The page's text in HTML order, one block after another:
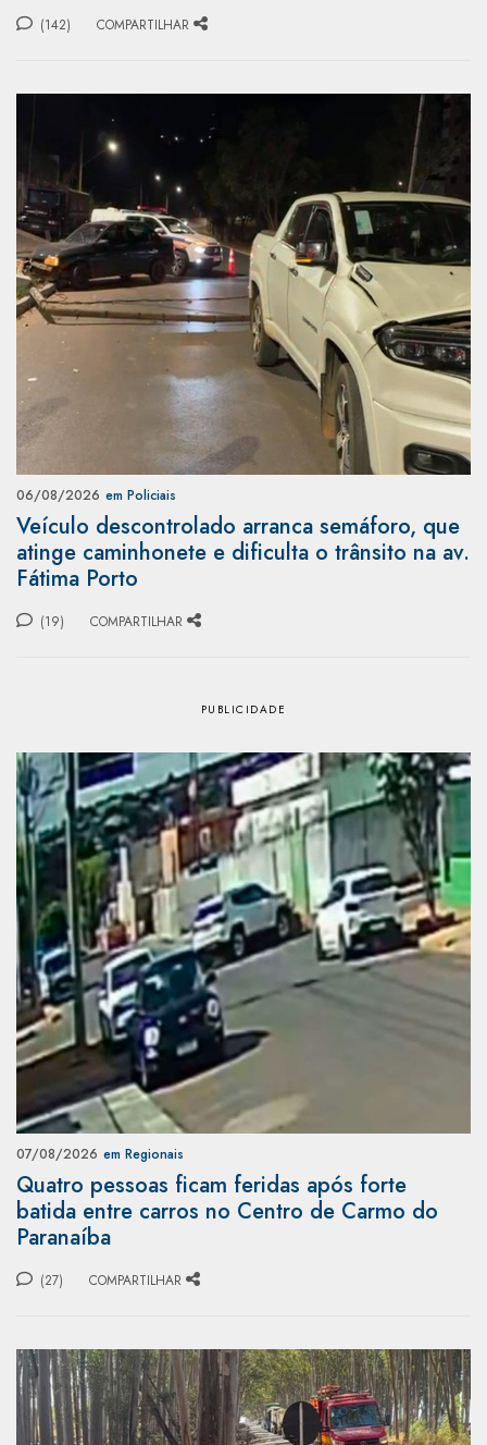
(142) COMPARTILHAR
06/08/2026 em Policiais
Veículo descontrolado arranca semáforo, que
atinge caminhonete e dificulta o trânsito na av.
Fátima Porto
(19) COMPARTILHAR
07/08/2026 em Regionais
Quatro pessoas ficam feridas após forte
batida entre carros no Centro de Carmo do
Paranaíba
(27) COMPARTILHAR